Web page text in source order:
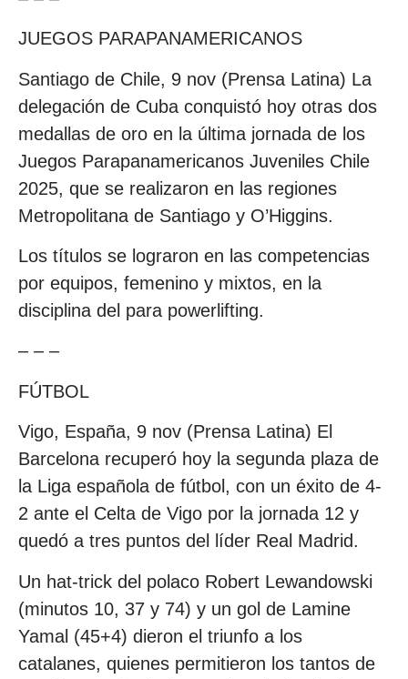
JUEGOS PARAPANAMERICANOS
Santiago de Chile, 9 nov (Prensa Latina) La
delegación de Cuba conquistó hoy otras dos
medallas de oro en la última jornada de los
Juegos Parapanamericanos Juveniles Chile
2025, que se realizaron en las regiones
Metropolitana de Santiago y O’Higgins.
Los títulos se lograron en las competencias
por equipos, femenino y mixtos, en la
disciplina del para powerlifting.
– – –
FÚTBOL
Vigo, España, 9 nov (Prensa Latina) El
Barcelona recuperó hoy la segunda plaza de
la Liga española de fútbol, con un éxito de 4-
2 ante el Celta de Vigo por la jornada 12 y
quedó a tres puntos del líder Real Madrid.
Un hat-trick del polaco Robert Lewandowski
(minutos 10, 37 y 74) y un gol de Lamine
Yamal (45+4) dieron el triunfo a los
catalanes, quienes permitieron los tantos de